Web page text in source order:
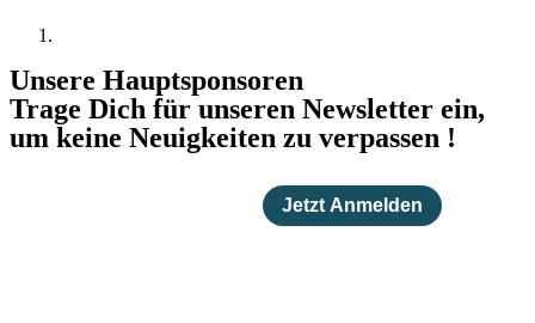
Unsere Hauptsponsoren
Trage Dich für unseren Newsletter ein,
um keine Neuigkeiten zu verpassen !